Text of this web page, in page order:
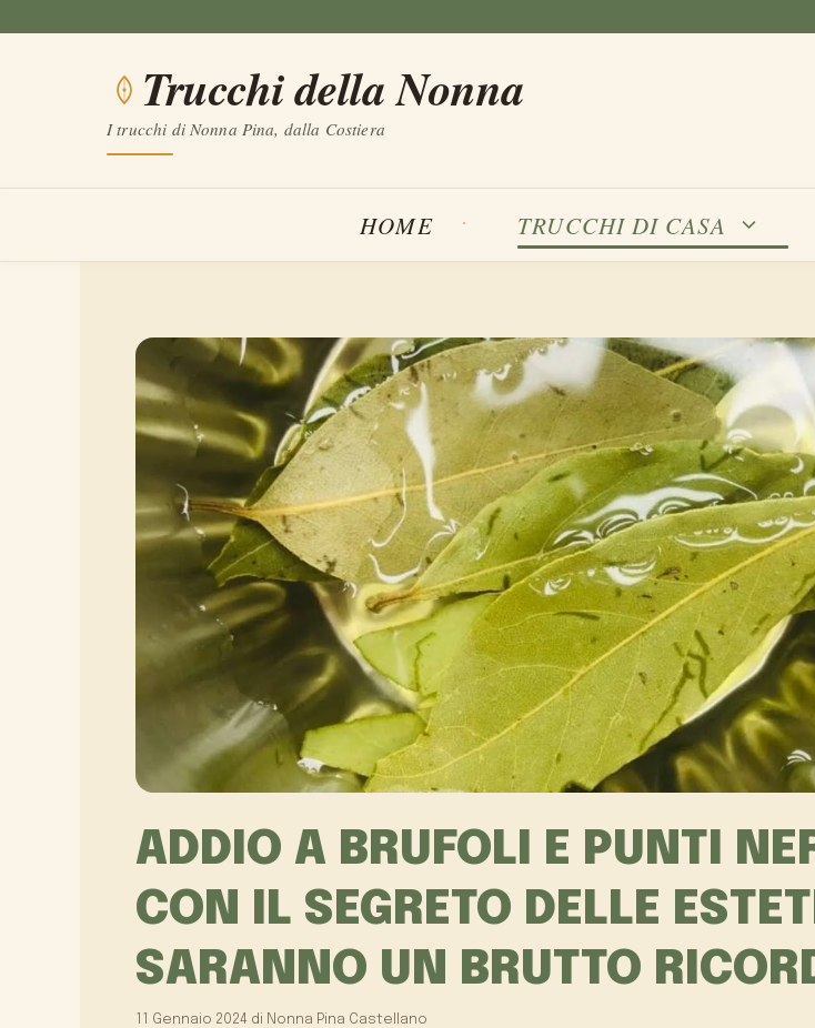
contenuto
Trucchi della Nonna
I trucchi di Nonna Pina, dalla Costiera
HOME TRUCCHI DI CASA
ADDIO A BRUFOLI E PUNTI
CON IL SEGRETO DELLE
SARANNO UN BRUTTO
11 Gennaio 2024 di Nonna Pina Castellano